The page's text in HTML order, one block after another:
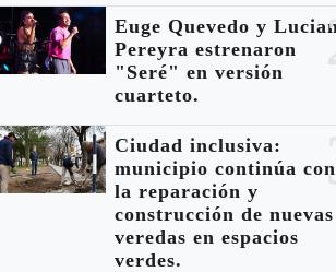
Euge Quevedo y
Pereyra estrenaron
"Seré" en versión
cuarteto.
3
Ciudad inclusiva:
municipio continúa con
la reparación y
construcción de nuevas
veredas en espacios
verdes.